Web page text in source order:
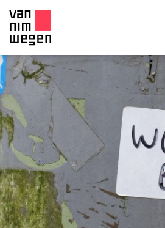
EXPERTISES
PROJECTEN
PUBLICATIES
OVER ONS
CONTACT